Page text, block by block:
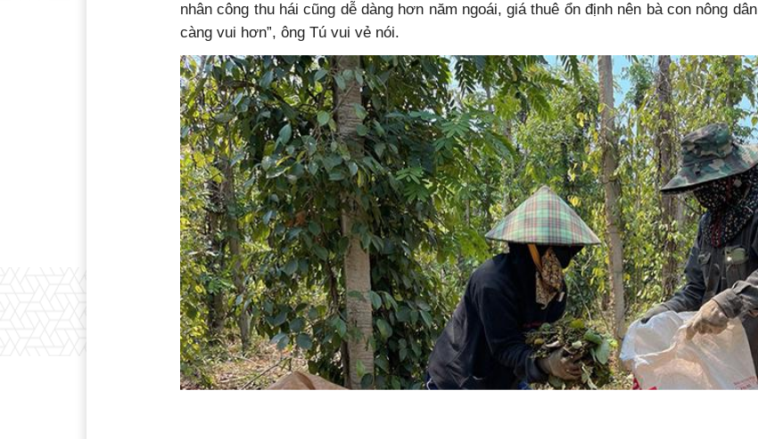
nhân công thu hái cũng dễ dàng hơn năm ngoái, giá thuê ổn định nên bà con nông dân
càng vui hơn”, ông Tú vui vẻ nói.